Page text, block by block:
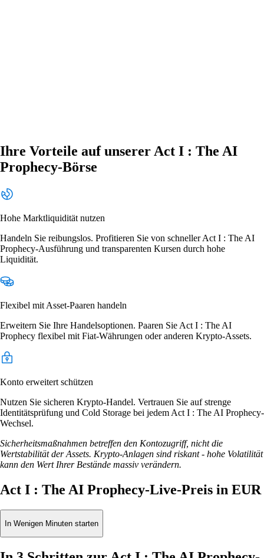
Ihre Vorteile auf unserer Act I : The AI
Prophecy-Börse
Hohe Marktliquidität nutzen
Handeln Sie reibungslos. Profitieren Sie von schneller Act I : The AI
Prophecy-Ausführung und transparenten Kursen durch hohe
Liquidität.
Flexibel mit Asset-Paaren handeln
Erweitern Sie Ihre Handelsoptionen. Paaren Sie Act I : The AI
Prophecy flexibel mit Fiat-Währungen oder anderen Krypto-Assets.
Konto erweitert schützen
Nutzen Sie sicheren Krypto-Handel. Vertrauen Sie auf strenge
Identitätsprüfung und Cold Storage bei jedem Act I : The AI Prophecy-
Wechsel.
Sicherheitsmaßnahmen betreffen den Kontozugriff, nicht die
Wertstabilität der Assets. Krypto-Anlagen sind riskant - hohe Volatilität
kann den Wert Ihrer Bestände massiv verändern.
Act I : The AI Prophecy-Live-Preis in EUR
In Wenigen Minuten starten